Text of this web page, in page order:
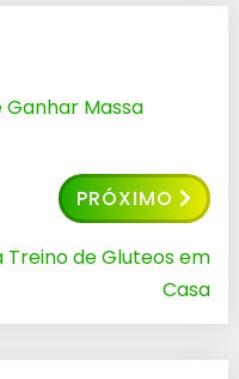
Massa
PRÓXIMO
de Gluteos em
Casa